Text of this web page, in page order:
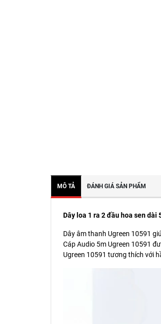
MÔ TẢ ĐÁNH GIÁ SẢN PHẨM
Dây loa 1 ra 2 đầu hoa sen dài
Dây âm thanh Ugreen 10591
Cáp Audio 5m Ugreen 10591
Ugreen 10591 tương thích với